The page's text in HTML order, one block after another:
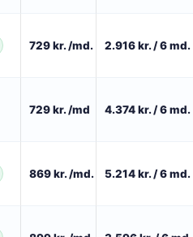
729 kr. /md. 2.916 kr. / 6 md.
729 kr. /md 4.374 kr. / 6 md.
869 kr. /md. 5.214 kr. / 6 md.